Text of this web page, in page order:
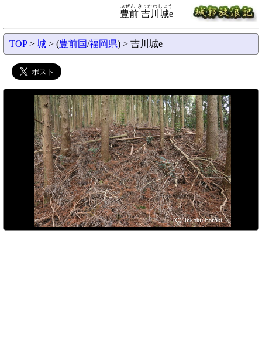
豊前 吉川城e
ぶぜん きっかわじょう
TOP> 城 > (豊前国/福岡県) > 吉川城e